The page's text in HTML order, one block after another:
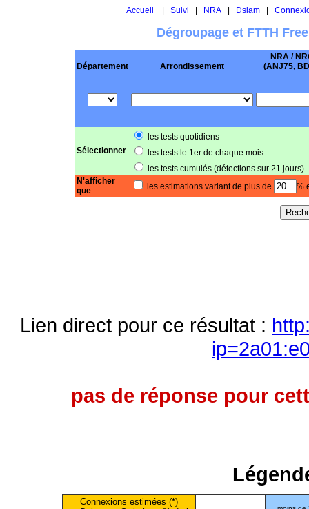
Accueil Suivi NRA| Dslam|
Dégroupage et FTTH
Département Arrondissement
NRA /
(ANJ75,
Sélectionner
les tests quotidiens
les tests le 1er de chaque mois
les tests cumulés (détections sur 21 jours)
N'afficher
que
les estimations variant de plus de %
Lien direct pour ce résultat :
pas de réponse pour
Connexions estimées (*)